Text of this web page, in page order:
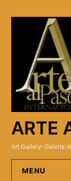
ARTE
Art Gallery-Galeria
MENU